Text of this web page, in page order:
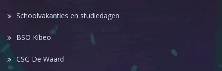
Schoolvakanties en studiedagen
BSO Kibeo
CSG De Waard